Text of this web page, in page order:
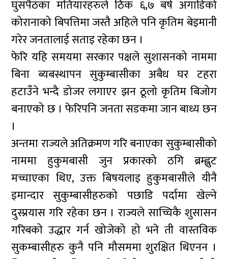
घुसपैठका मतियारहरुले ठिक ६,७ बर्ष अगाडिको
कोरानाको बिपत्तिमा जस्तै अहिले पनि कृतिम बेइमानी
गरेर जनतालाई सताइ रहेका छन ।
फेरि यहि समयमा सरकार पक्षले सुशासनको नाममा
बिना ब्यबस्थापन सुकुम्बासीका अबैध घर टहरा
हटाउँने भन्दै डोजर लगाएर झन ठूलो कृतिम बिजोग
बनाएको छ । फेरिपनि जनता सडकमा जान बाध्य छन
।
अन्तमा राज्यले अतिक्रमण गरि बनाएका सुकुम्बासीको
नाममा हुकुमबासी जुन प्रकारको ठगि ब्रम्ह्लुट
मच्चाएका थिए, उक्त बिषयलाइ हुकुमबासीले यीनै
इमान्दार सुकुम्बासीहरुको पछाडि पर्दामा खेल्ने
दुस्प्रयास गरि रहेका छन । राज्यले साच्चिकै शुसासन
गरिबको उद्धार गर्न खोजेको हो भने ती वास्तविक
सुकम्बासीहरु कुनै पनि मौसममा शुरक्षित थिएनन ।